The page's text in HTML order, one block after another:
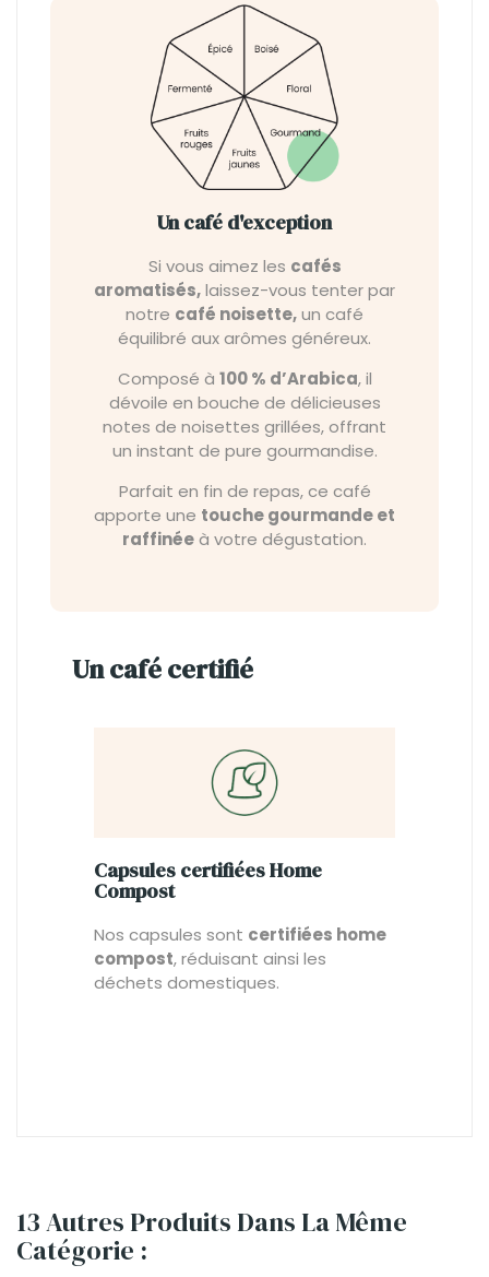
Un café d'exception
Si vous aimez les cafés
aromatisés,laissez-vous tenter par
notre café noisette,un café
équilibré aux arômes généreux.
Composé à 100 % d’Arabica, il
dévoile en bouche de délicieuses
notes de noisettes grillées, offrant
un instant de pure gourmandise.
Parfait en fin de repas, ce café
apporte une touche gourmande et
raffinéeà votre dégustation.
Un café certifié
Capsules certifiées Home
Compost
Nos capsules sont certifiées home
compost, réduisant ainsi les
déchets domestiques.
13 Autres Produits Dans La Même
Catégorie :